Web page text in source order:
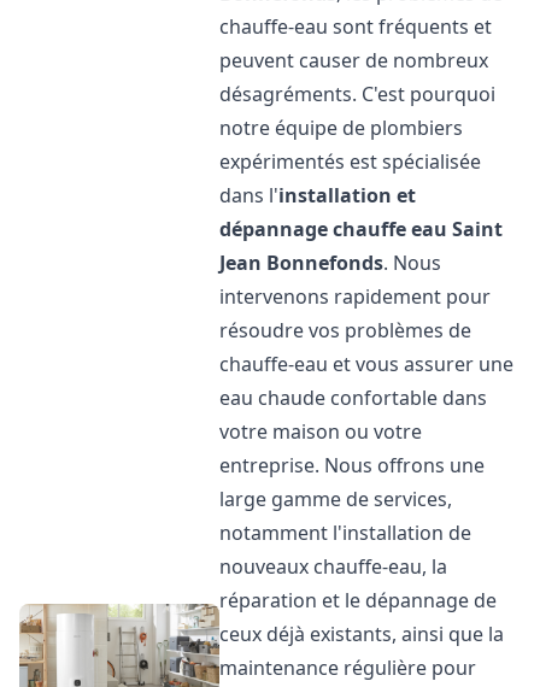
chauffe-eau sont fréquents et
peuvent causer de nombreux
désagréments. C'est pourquoi
notre équipe de plombiers
expérimentés est spécialisée
dans l'installation et
dépannage chauffe eau Saint
Jean Bonnefonds. Nous
intervenons rapidement pour
résoudre vos problèmes de
chauffe-eau et vous assurer une
eau chaude confortable dans
votre maison ou votre
entreprise. Nous offrons une
large gamme de services,
notamment l'installation de
nouveaux chauffe-eau, la
réparation et le dépannage de
ceux déjà existants, ainsi que la
maintenance régulière pour